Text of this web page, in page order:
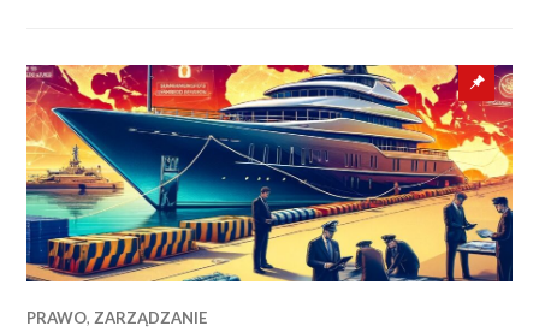
Sticky
post
PRAWO, ZARZĄDZANIE